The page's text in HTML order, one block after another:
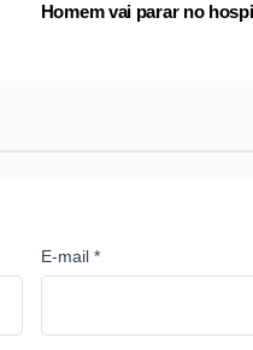
Homem vai parar no
E-mail *